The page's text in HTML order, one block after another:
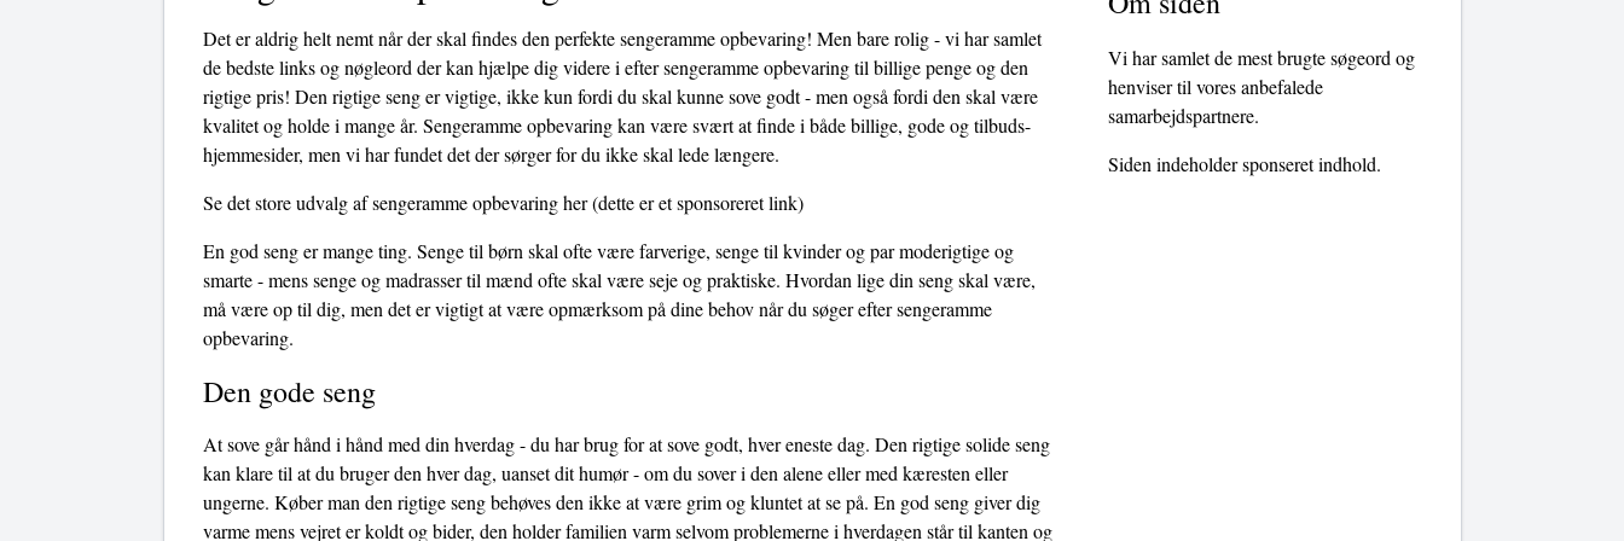
Det er aldrig helt nemt når der skal findes den perfekte sengeramme opbevaring! Men bare rolig - vi har samlet
de bedste links og nøgleord der kan hjælpe dig videre i efter sengeramme opbevaring til billige penge og den
rigtige pris! Den rigtige seng er vigtige, ikke kun fordi du skal kunne sove godt - men også fordi den skal være
kvalitet og holde i mange år. Sengeramme opbevaring kan være svært at finde i både billige, gode og tilbuds-
hjemmesider, men vi har fundet det der sørger for du ikke skal lede længere.
Se det store udvalg af sengeramme opbevaring her(dette er et sponsoreret link)
En god seng er mange ting. Senge til børn skal ofte være farverige, senge til kvinder og par moderigtige og
smarte - mens senge og madrasser til mænd ofte skal være seje og praktiske. Hvordan lige din seng skal være,
må være op til dig, men det er vigtigt at være opmærksom på dine behov når du søger efter sengeramme
opbevaring.
Den gode seng
At sove går hånd i hånd med din hverdag - du har brug for at sove godt, hver eneste dag. Den rigtige solide seng
kan klare til at du bruger den hver dag, uanset dit humør - om du sover i den alene eller med kæresten eller
ungerne. Køber man den rigtige seng behøves den ikke at være grim og kluntet at se på. En god seng giver dig
varme mens vejret er koldt og bider, den holder familien varm selvom problemerne i hverdagen står til kanten og
Vi har samlet de mest brugte søgeord og
henviser til vores anbefalede
samarbejdspartnere.
Siden indeholder sponseret indhold.